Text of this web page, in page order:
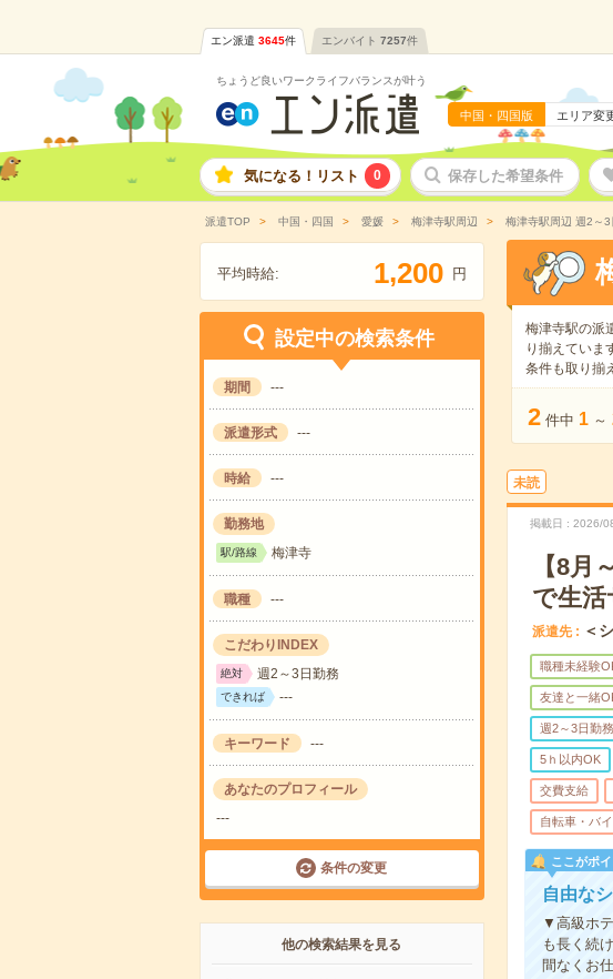
エン派遣 3645件 エンバイト 7257件
ちょうど良いワークライフバランスが叶う
中国・四国版 エリア変
気になる！リスト 0 保存した希望条件
派遣TOP 中国・四国 愛媛 梅津寺駅周辺 梅津寺駅周辺 週2～
平均時給: 1,200 円
設定中の検索条件
期間 ---
派遣形式 ---
時給 ---
勤務地
駅/路線 梅津寺
職種 ---
こだわりINDEX
絶対 週2～3日勤務
できれば ---
キーワード ---
あなたのプロフィール
---
条件の変更
他の検索結果を見る
梅津寺駅の派
り揃えていま
条件も取り揃
2 件中 1 ～
未読
掲載日 2026/
【8
で生
派遣先 ＜
職種未経験
友達と一緒
週2～3日勤務
5ｈ以内OK
交費支給
自転車・バ
ここがポイ
自由な
▼高級ホ
も長く続
間なくお